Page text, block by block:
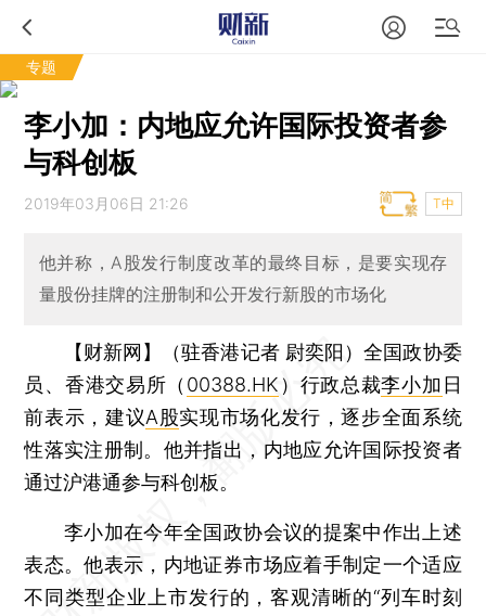
专题
李小加：内地应允许国际投资者参
与科创板
2019年03月06日 21:26 T中
他并称，A股发行制度改革的最终目标，是要实现存
量股份挂牌的注册制和公开发行新股的市场化
【财新网】（驻香港记者 尉奕阳）全国政协委
员、香港交易所（ 00388.HK ）行政总裁李小加 日
前表示，建议A股实现市场化发行，逐步全面系统
性落实注册制。他并指出，内地应允许国际投资者
通过沪港通参与科创板。
李小加在今年全国政协会议的提案中作出上述
表态。他表示，内地证券市场应着手制定一个适应
不同类型企业上市发行的，客观清晰的“列车时刻